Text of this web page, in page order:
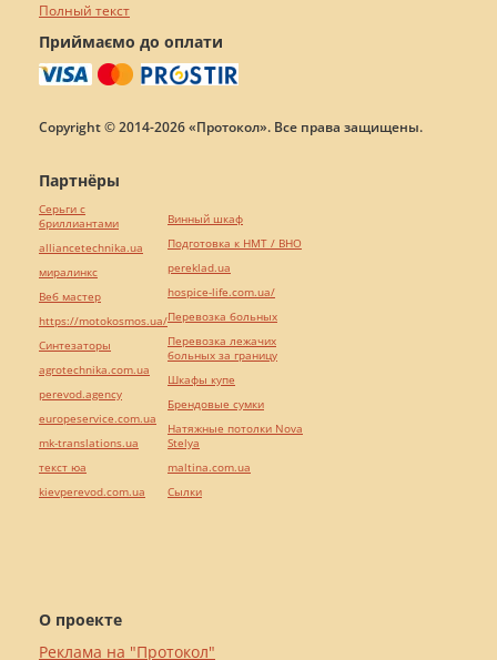
Полный текст
Приймаємо до оплати
Copyright © 2014-2026 «Протокол». Все права защищены.
О проекте
Реклама на "Протокол"
Партнёры
Серьги с
бриллиантами
alliancetechnika.ua
миралинкс
Веб мастер
https://motokosmos.ua/
Синтезаторы
agrotechnika.com.ua
perevod.agency
europeservice.com.ua
mk-translations.ua
текст юа
kievperevod.com.ua
Винный шкаф
Подготовка к НМТ / ВНО
pereklad.ua
hospice-life.com.ua/
Перевозка больных
Перевозка лежачих
больных за границу
Шкафы купе
Брендовые сумки
Натяжные потолки Nova
Stelya
maltina.com.ua
Cылки